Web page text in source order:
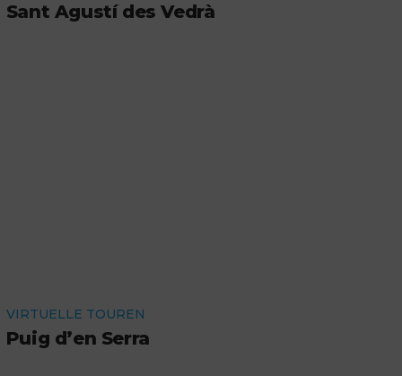
Sant Agustí des Vedrà
VIRTUELLE TOUREN
Puig d’en Serra